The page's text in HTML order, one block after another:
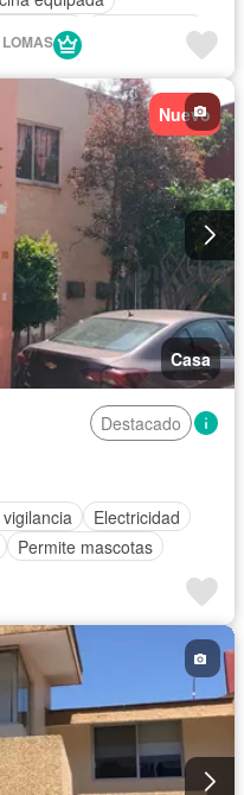
closet Sin amueblar
Nuevo
Casa
Destacado
Electricidad
Permite mascotas